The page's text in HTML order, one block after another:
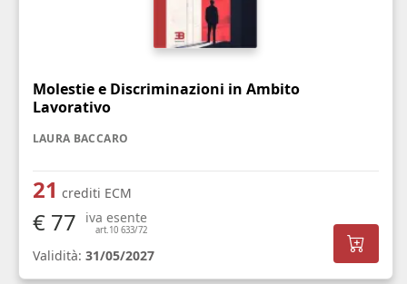
Molestie e Discriminazioni in Ambito
Lavorativo
LAURA BACCARO
21 crediti ECM
€ 77 iva esente
art.10 633/72
Validità: 31/05/2027